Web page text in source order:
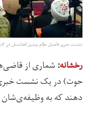
نشست خبری قاضیان نظام پیشین افغانستان در
رخشانه:
حوت) در یک نشست خبری
دهند که به وظیفه‌ی‌شان